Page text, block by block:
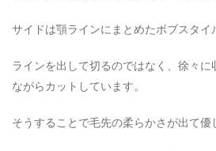
サイドは顎ラインにまとめたボブスタイ
ラインを出して切るのではなく、徐々に
ながらカットしています。
そうすることで毛先の柔らかさが出て優